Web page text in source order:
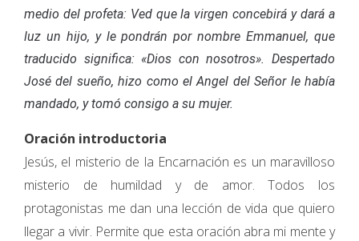
medio del profeta: Ved que la virgen concebirá y dará a
luz un hijo, y le pondrán por nombre Emmanuel, que
traducido significa: «Dios con nosotros». Despertado
José del sueño, hizo como el Angel del Señor le había
mandado, y tomó consigo a su mujer.
Oración introductoria
Jesús, el misterio de la Encarnación es un maravilloso
misterio de humildad y de amor. Todos los
protagonistas me dan una lección de vida que quiero
llegar a vivir. Permite que esta oración abra mi mente y